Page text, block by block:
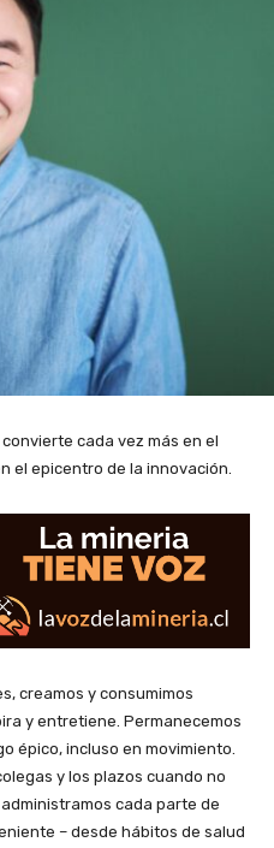
cada vez más en el
el epicentro de la innovación.
creamos y consumimos
y entretiene. Permanecemos
épico, incluso en movimiento.
y los plazos cuando no
cada parte de
– desde hábitos de salud